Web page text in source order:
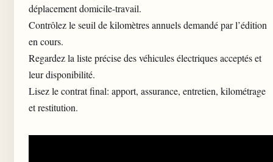
déplacement domicile-travail.
Contrôlez le seuil de kilomètres annuels demandé par l’édition
en cours.
Regardez la liste précise des véhicules électriques acceptés et
leur disponibilité.
Lisez le contrat final: apport, assurance, entretien, kilométrage
et restitution.